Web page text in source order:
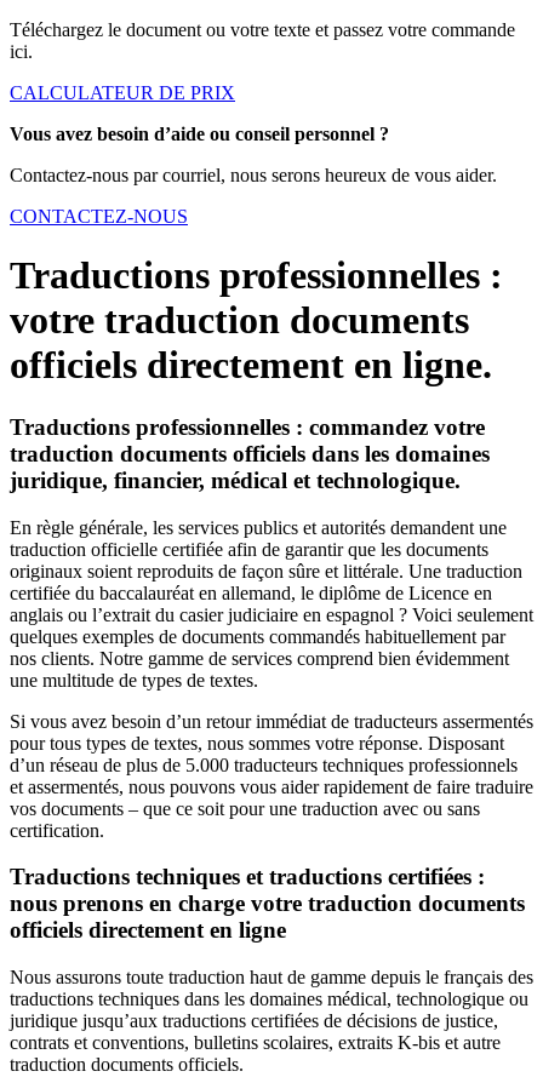
Téléchargez le document ou votre texte et passez votre commande
ici.
CALCULATEUR DE PRIX
Vous avez besoin d’aide ou conseil personnel ?
Contactez-nous par courriel, nous serons heureux de vous aider.
CONTACTEZ-NOUS
Traductions professionnelles :
votre traduction documents
officiels directement en ligne.
Traductions professionnelles : commandez votre
traduction documents officiels dans les domaines
juridique, financier, médical et technologique.
En règle générale, les services publics et autorités demandent une
traduction officielle certifiée afin de garantir que les documents
originaux soient reproduits de façon sûre et littérale. Une traduction
certifiée du baccalauréat en allemand, le diplôme de Licence en
anglais ou l’extrait du casier judiciaire en espagnol ? Voici seulement
quelques exemples de documents commandés habituellement par
nos clients. Notre gamme de services comprend bien évidemment
une multitude de types de textes.
Si vous avez besoin d’un retour immédiat de traducteurs assermentés
pour tous types de textes, nous sommes votre réponse. Disposant
d’un réseau de plus de 5.000 traducteurs techniques professionnels
et assermentés, nous pouvons vous aider rapidement de faire traduire
vos documents – que ce soit pour une traduction avec ou sans
certification.
Traductions techniques et traductions certifiées :
nous prenons en charge votre traduction documents
officiels directement en ligne
Nous assurons toute traduction haut de gamme depuis le français des
traductions techniques dans les domaines médical, technologique ou
juridique jusqu’aux traductions certifiées de décisions de justice,
contrats et conventions, bulletins scolaires, extraits K-bis et autre
traduction documents officiels.